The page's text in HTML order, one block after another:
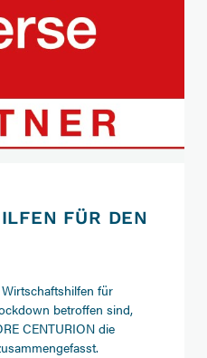
FÜR DEN
für
betroffen sind,
CENTURION die